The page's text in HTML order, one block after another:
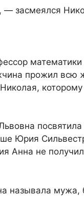
— засмеялся
прожил всю
Юрия
Анна не
называла